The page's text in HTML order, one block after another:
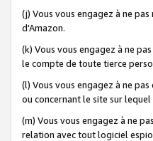
(j) Vous vous engagez à ne
d'Amazon.
(k) Vous vous engagez à ne
le compte de toute tierce
(l) Vous vous engagez à ne
ou concernant le site sur
(m) Vous vous engagez à ne
relation avec tout logiciel